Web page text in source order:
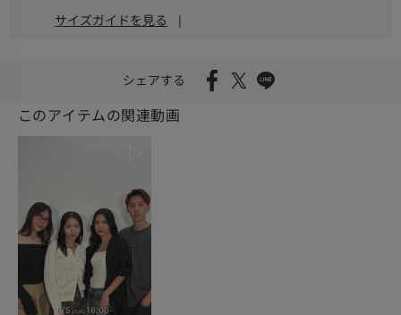
サイズガイドを見る |
シェアする
このアイテムの関連動画